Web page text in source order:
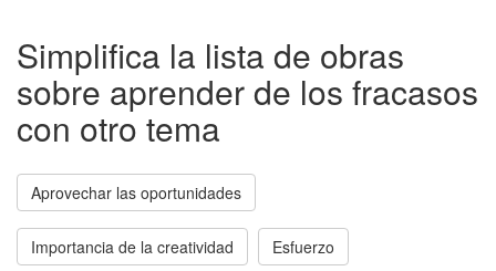
Simplifica la lista de obras
sobre aprender de los fracasos
con otro tema
Aprovechar las oportunidades
Importancia de la creatividad Esfuerzo